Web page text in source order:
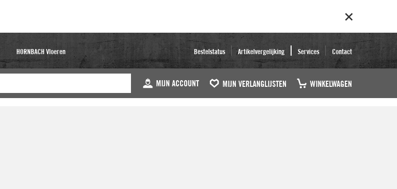
HORNBACH Vloeren Bestelstatus Artikelvergelijking Services Contact
MIJN ACCOUNT MIJN VERLANGLIJSTEN WINKELWAGEN